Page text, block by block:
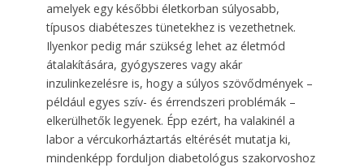
amelyek egy későbbi életkorban súlyosabb,
típusos diabéteszes tünetekhez is vezethetnek.
Ilyenkor pedig már szükség lehet az életmód
átalakítására, gyógyszeres vagy akár
inzulinkezelésre is, hogy a súlyos szövődmények –
például egyes szív- és érrendszeri problémák –
elkerülhetők legyenek. Épp ezért, ha valakinél a
labor a vércukorháztartás eltérését mutatja ki,
mindenképp forduljon diabetológus szakorvoshoz